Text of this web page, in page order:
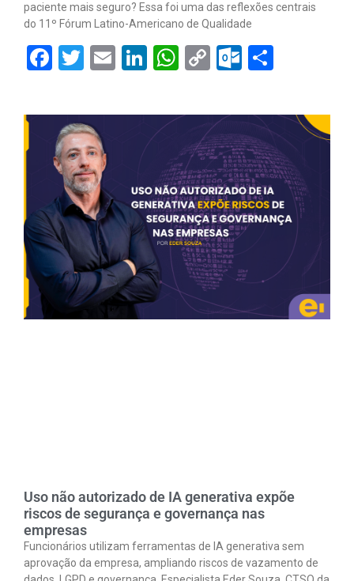
paciente mais seguro? Essa foi uma das reflexões centrais
do 11º Fórum Latino-Americano de Qualidade
Facebook
Twitter
EmailLinkedIn
WhatsApp
Copy
Uso não autorizado de IA generativa expõe
riscos de segurança e governança nas
empresas
Funcionários utilizam ferramentas de IA generativa sem
aprovação da empresa, ampliando riscos de vazamento de